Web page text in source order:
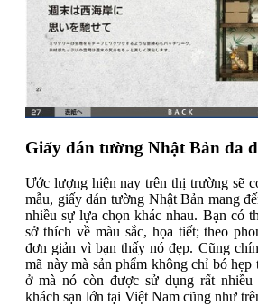
Giấy dán tường Nhật Bản đa
Ước lượng hiện nay trên thị trường sẽ
mẫu, giấy dán tường Nhật Bản mang
nhiều sự lựa chọn khác nhau. Bạn có
sở thích về màu sắc, họa tiết; theo
đơn giản vì bạn thấy nó đẹp. Cũng
mã này mà sản phẩm không chỉ bó hẹp
ở mà nó còn được sử dụng rất nhiều
khách sạn lớn tại Việt Nam cũng như